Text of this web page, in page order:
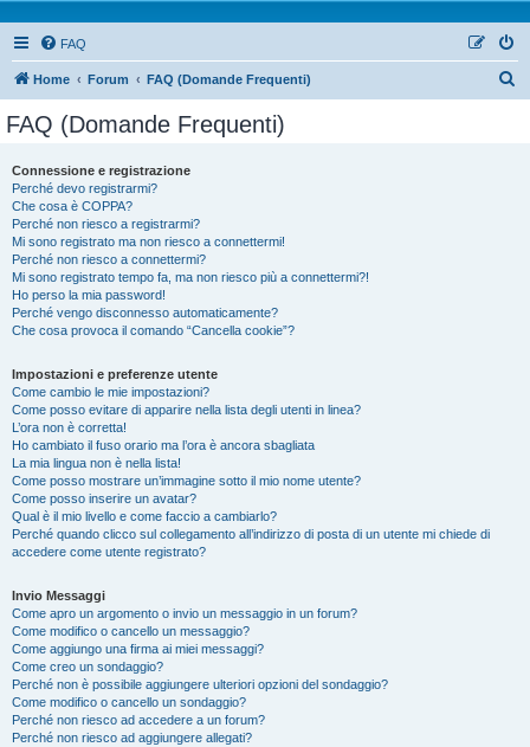
FAQ
Home Forum FAQ (Domande Frequenti)
FAQ (Domande Frequenti)
Connessione e registrazione
Perché devo registrarmi?
Che cosa è COPPA?
Perché non riesco a registrarmi?
Mi sono registrato ma non riesco a connettermi!
Perché non riesco a connettermi?
Mi sono registrato tempo fa, ma non riesco più a connettermi?!
Ho perso la mia password!
Perché vengo disconnesso automaticamente?
Che cosa provoca il comando “Cancella cookie”?
Impostazioni e preferenze utente
Come cambio le mie impostazioni?
Come posso evitare di apparire nella lista degli utenti in linea?
L’ora non è corretta!
Ho cambiato il fuso orario ma l’ora è ancora sbagliata
La mia lingua non è nella lista!
Come posso mostrare un’immagine sotto il mio nome utente?
Come posso inserire un avatar?
Qual è il mio livello e come faccio a cambiarlo?
Perché quando clicco sul collegamento all’indirizzo di posta di un utente mi chiede di
accedere come utente registrato?
Invio Messaggi
Come apro un argomento o invio un messaggio in un forum?
Come modifico o cancello un messaggio?
Come aggiungo una firma ai miei messaggi?
Come creo un sondaggio?
Perché non è possibile aggiungere ulteriori opzioni del sondaggio?
Come modifico o cancello un sondaggio?
Perché non riesco ad accedere a un forum?
Perché non riesco ad aggiungere allegati?